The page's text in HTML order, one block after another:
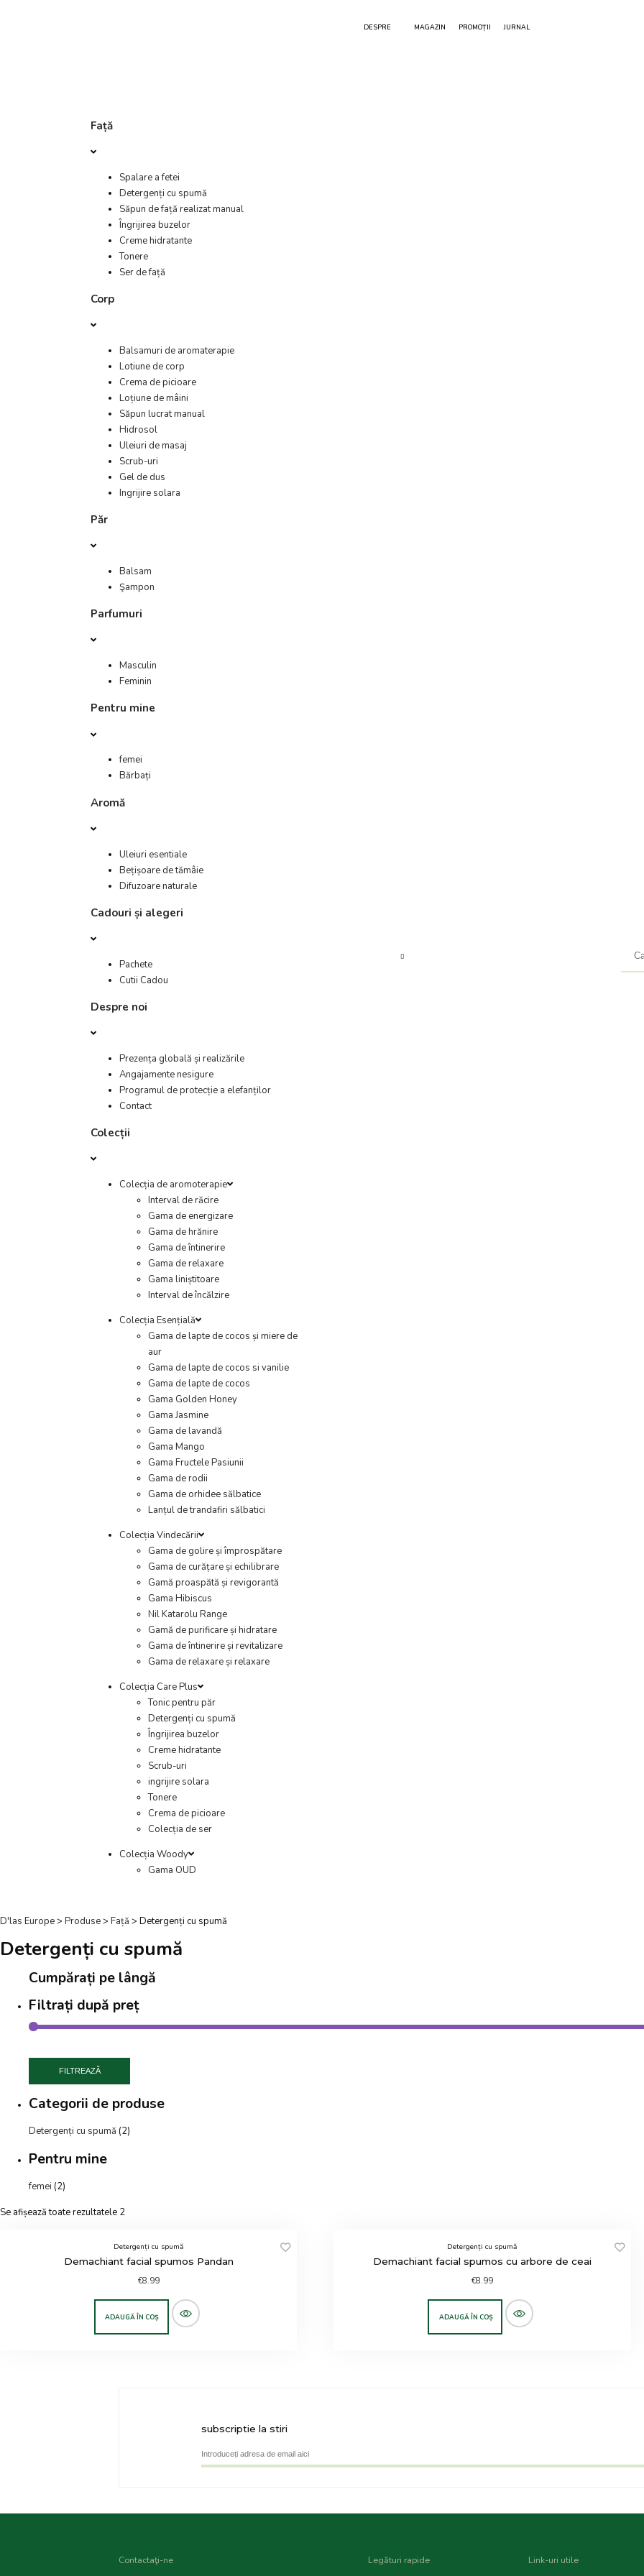
DESPRE MAGAZIN PROMOȚII JURNAL
Față
Spalare a fetei
Detergenți cu spumă
Săpun de față realizat manual
Îngrijirea buzelor
Creme hidratante
Tonere
Ser de față
Corp
Balsamuri de aromaterapie
Lotiune de corp
Crema de picioare
Loțiune de mâini
Săpun lucrat manual
Hidrosol
Uleiuri de masaj
Scrub-uri
Gel de dus
Ingrijire solara
Păr
Balsam
Şampon
Parfumuri
Masculin
Feminin
Pentru mine
femei
Bărbați
Aromă
Uleiuri esentiale
Bețișoare de tămâie
Difuzoare naturale
Cadouri și alegeri
Pachete
Cutii Cadou
Despre noi
Prezența globală și realizările
Angajamente nesigure
Programul de protecție a elefanților
Contact
Colecții
Colecția de aromoterapie
Interval de răcire
Gama de energizare
Gama de hrănire
Gama de întinerire
Gama de relaxare
Gama liniștitoare
Interval de încălzire
Colecția Esențială
Gama de lapte de cocos și miere de
aur
Gama de lapte de cocos si vanilie
Gama de lapte de cocos
Gama Golden Honey
Gama Jasmine
Gama de lavandă
Gama Mango
Gama Fructele Pasiunii
Gama de rodii
Gama de orhidee sălbatice
Lanțul de trandafiri sălbatici
Colecția Vindecării
Gama de golire și împrospătare
Gama de curățare și echilibrare
Gamă proaspătă și revigorantă
Gama Hibiscus
Nil Katarolu Range
Gamă de purificare și hidratare
Gama de întinerire și revitalizare
Gama de relaxare și relaxare
Colecția Care Plus
Tonic pentru păr
Detergenți cu spumă
Îngrijirea buzelor
Creme hidratante
Scrub-uri
ingrijire solara
Tonere
Crema de picioare
Colecția de ser
Colecția Woody
Gama OUD
D'las Europe> Produse> Față > Detergenți cu spumă
Detergenți cu spumă
Cumpărați pe lângă
Filtrați după preț
FILTREAZĂ
Categorii de produse
Detergenți cu spumă (2)
Pentru mine
femei (2)
Se afișează toate rezultatele 2
Detergenți cu spumă
Demachiant facial spumos Pandan
€8.99
ADAUGĂ ÎN COȘ
Detergenți cu spumă
Demachiant facial spumos cu arbore de ceai
€8.99
ADAUGĂ ÎN COȘ
subscriptie la stiri
Contactaţi-ne Legături rapide Link-uri utile